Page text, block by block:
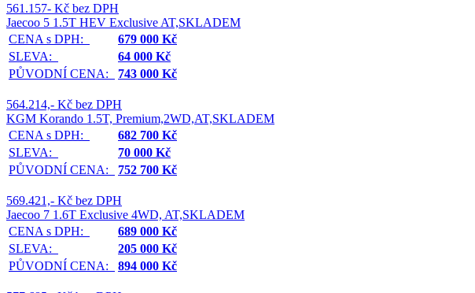
561.157- Kč bez DPH
Jaecoo 5 1.5T HEV Exclusive AT,SKLADEM
CENA s DPH:
679 000 Kč
SLEVA:
64 000 Kč
PŮVODNÍ CENA:
743 000 Kč
564.214,- Kč bez DPH
KGM Korando 1.5T, Premium,2WD,AT,SKLADEM
CENA s DPH:
682 700 Kč
SLEVA:
70 000 Kč
PŮVODNÍ CENA:
752 700 Kč
569.421,- Kč bez DPH
Jaecoo 7 1.6T Exclusive 4WD, AT,SKLADEM
CENA s DPH:
689 000 Kč
SLEVA:
205 000 Kč
PŮVODNÍ CENA:
894 000 Kč